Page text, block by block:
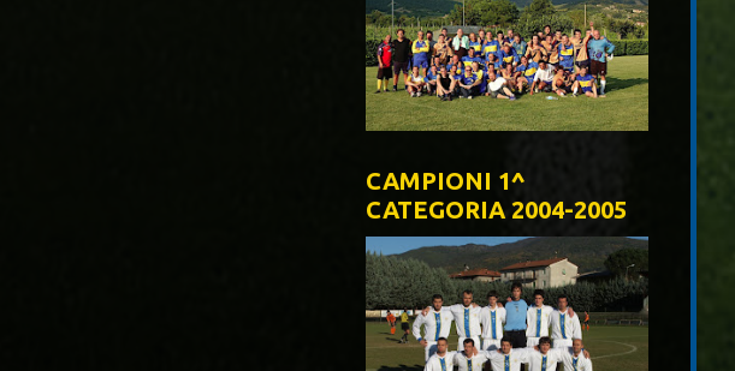
CAMPIONI 1^
CATEGORIA 2004-2005